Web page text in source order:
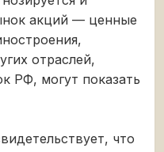
акций — ценные
отраслей,
РФ, могут показать
что